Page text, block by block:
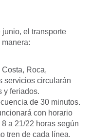
el transporte
Costa, Roca,
servicios circularán
y feriados.
de 30 minutos.
con horario
a 21/22 horas según
tren de cada línea.